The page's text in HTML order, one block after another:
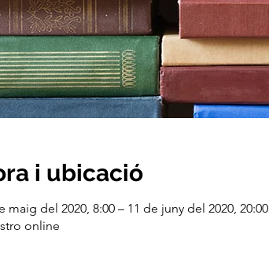
i ubicació
maig del 2020, 8:00 – 11 de juny del 2020, 20:00
online